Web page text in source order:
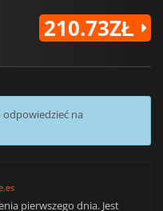
210.73ZŁ
na
pierwszego dnia. Jest